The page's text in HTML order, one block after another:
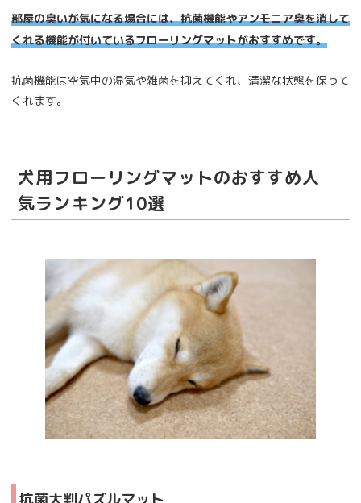
部屋の臭いが気になる場合には、抗菌機能やアンモニア臭を消して
くれる機能が付いているフローリングマットがおすすめです。
抗菌機能は空気中の湿気や雑菌を抑えてくれ、清潔な状態を保って
くれます。
犬用フローリングマットのおすすめ人
気ランキング10選